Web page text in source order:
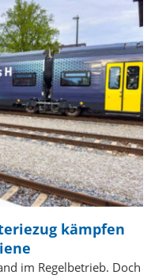
kämpfen
im Regelbetrieb. Doch